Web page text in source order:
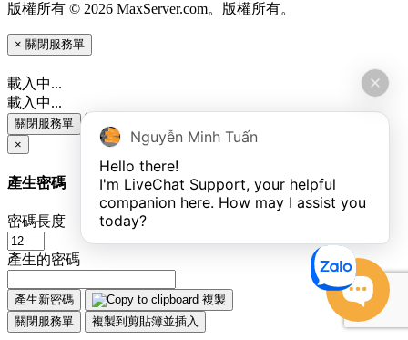
版權所有 © 2026 MaxServer.com。版權所有。
× 關閉服務單
載入中...
載入中...
關閉服務單
送出
×
產生密碼
密碼長度
產生的密碼
產生新密碼
複製
關閉服務單
複製到剪貼簿並插入
Nguyễn Minh Tuấn
Hello there!
I'm LiveChat Support, your helpful
companion here. How may I assist you
today?